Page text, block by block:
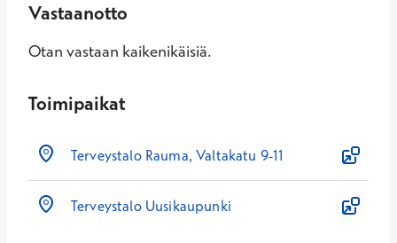
Vastaanotto
Otan vastaan kaikenikäisiä.
Toimipaikat
Terveystalo Rauma, Valtakatu 9-11
Terveystalo Uusikaupunki